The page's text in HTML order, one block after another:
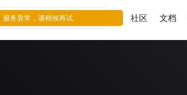
社区 文档
服务异常，请稍候再试